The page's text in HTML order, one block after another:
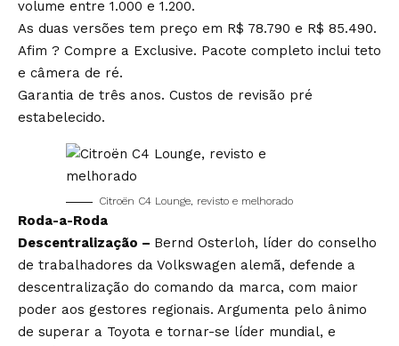
volume entre 1.000 e 1.200.
As duas versões tem preço em R$ 78.790 e R$ 85.490.
Afim ? Compre a Exclusive. Pacote completo inclui teto
e câmera de ré.
Garantia de três anos. Custos de revisão pré
estabelecido.
Citroën C4 Lounge, revisto e melhorado
Roda-a-Roda
Descentralização – Bernd Osterloh, líder do conselho
de trabalhadores da Volkswagen alemã, defende a
descentralização do comando da marca, com maior
poder aos gestores regionais. Argumenta pelo ânimo
de superar a Toyota e tornar-se líder mundial, e